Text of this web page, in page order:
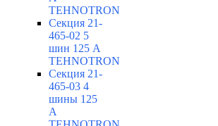
TEHNOTRON
Секция 21-
465-02 5
шин 125 А
TEHNOTRON
Секция 21-
465-03 4
шины 125
А